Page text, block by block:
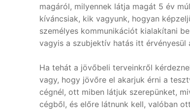
magáról, milyennek látja magát 5 év
kíváncsiak, kik vagyunk, hogyan
személyes kommunikációt kialakítani
vagyis a szubjektív hatás itt érvényesül
Ha tehát a jövőbeli terveinkről
vagy, hogy jövőre el akarjuk érni a
cégnél, ott miben látjuk szerepünket,
cégből, és előre látnunk kell, valóban